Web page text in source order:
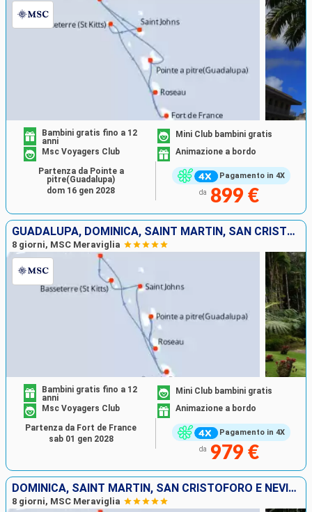
Pagamento in 4X
Bambini gratis fino a 12
anni
Mini Club bambini gratis
Msc Voyagers Club
Animazione a bordo
da 899 €
Partenza da Pointe a
pitre(Guadalupa)
dom 16 gen 2028
GUADALUPA, DOMINICA, SAINT MARTIN, SAN CRISTOFORO E NEVIS, ANTIGUA E BARBUDA, MARTINICA
8 giorni, MSC Meraviglia
Pagamento in 4X
Bambini gratis fino a 12
anni
Mini Club bambini gratis
Msc Voyagers Club
Animazione a bordo
da 979 €
Partenza da Fort de France
sab 01 gen 2028
DOMINICA, SAINT MARTIN, SAN CRISTOFORO E NEVIS, ANTIGUA E BARBUDA, MARTINICA, GUADALUPA
8 giorni, MSC Meraviglia